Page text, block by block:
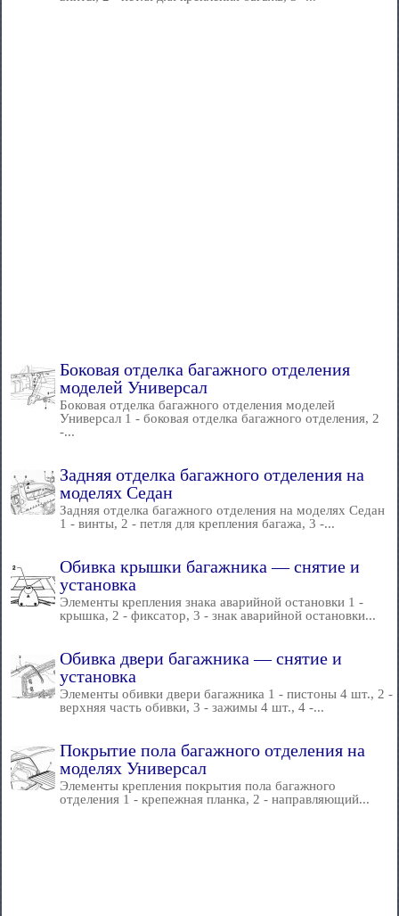
Боковая отделка багажного отделения
моделей Универсал
Боковая отделка багажного отделения моделей
Универсал 1 - боковая отделка багажного отделения, 2
-...
Задняя отделка багажного отделения на
моделях Седан
Задняя отделка багажного отделения на моделях Седан
1 - винты, 2 - петля для крепления багажа, 3 -...
Обивка крышки багажника — снятие и
установка
Элементы крепления знака аварийной остановки 1 -
крышка, 2 - фиксатор, 3 - знак аварийной остановки...
Обивка двери багажника — снятие и
установка
Элементы обивки двери багажника 1 - пистоны 4 шт., 2 -
верхняя часть обивки, 3 - зажимы 4 шт., 4 -...
Покрытие пола багажного отделения на
моделях Универсал
Элементы крепления покрытия пола багажного
отделения 1 - крепежная планка, 2 - направляющий...